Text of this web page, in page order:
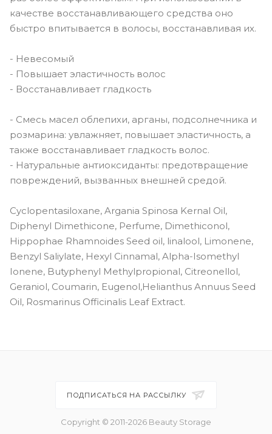
качестве восстанавливающего средства оно
быстро впитывается в волосы, восстанавливая их.
- Невесомый
- Повышает эластичность волос
- Восстанавливает гладкость
- Смесь масел облепихи, арганы, подсолнечника и
розмарина: увлажняет, повышает эластичность, а
также восстанавливает гладкость волос.
- Натуральные антиоксиданты: предотвращение
повреждений, вызванных внешней средой.
Cyclopentasiloxane, Argania Spinosa Kernal Oil,
Diphenyl Dimethicone, Perfume, Dimethiconol,
Hippophae Rhamnoides Seed oil, linalool, Limonene,
Benzyl Saliylate, Hexyl Cinnamal, Alpha-Isomethyl
Ionene, Butyphenyl Methylpropional, Citreonellol,
Geraniol, Coumarin, Eugenol,Helianthus Annuus Seed
Oil, Rosmarinus Officinalis Leaf Extract.
ПОДПИСАТЬСЯ НА РАССЫЛКУ
Copyright © 2011-2026 Beauty Storage